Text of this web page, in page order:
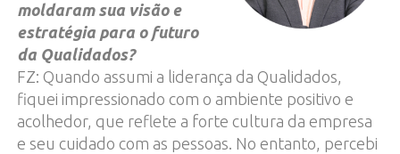
moldaram sua visão e
estratégia para o futuro
da Qualidados?
FZ: Quando assumi a liderança da Qualidados,
fiquei impressionado com o ambiente positivo e
acolhedor, que reflete a forte cultura da empresa
e seu cuidado com as pessoas. No entanto, percebi